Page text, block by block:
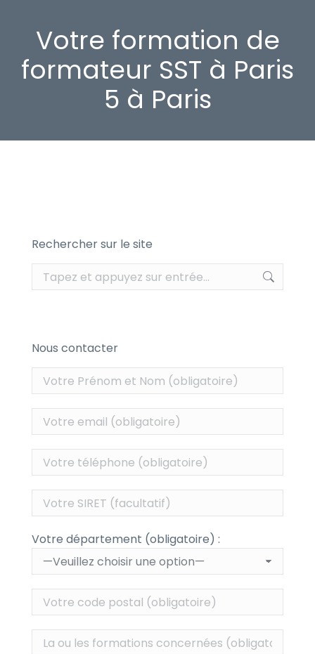
Votre formation de
formateur SST à Paris
5 à Paris
Rechercher sur le site
Recherche
:
Nous contacter
Votre département (obligatoire) :